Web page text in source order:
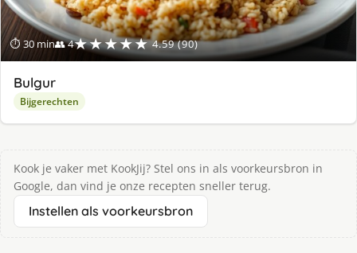
⏱ 30 min👥 4★★★★★ 4.59 (90)
Bulgur
Bijgerechten
Kook je vaker met KookJij? Stel ons in als voorkeursbron in
Google, dan vind je onze recepten sneller terug.
Instellen als voorkeursbron